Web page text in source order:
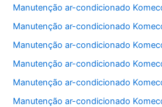
Manutenção ar-condicionado
Manutenção ar-condicionado
Manutenção ar-condicionado
Manutenção ar-condicionado
Manutenção ar-condicionado
Manutenção ar-condicionado